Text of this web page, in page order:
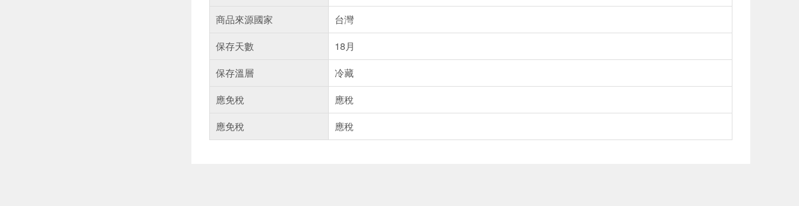
商品來源國家
台灣
保存天數
18月
保存溫層
冷藏
應免稅
應稅
應免稅
應稅